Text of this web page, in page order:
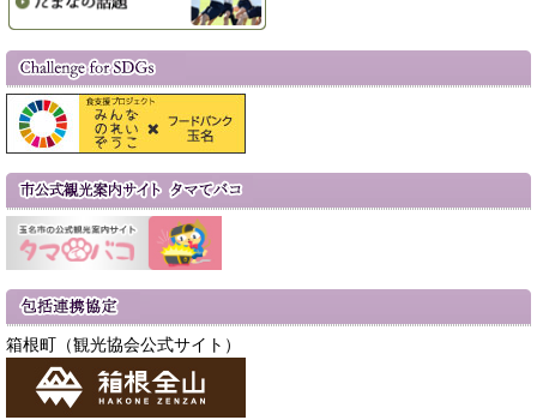
箱根町（観光協会公式サイト）